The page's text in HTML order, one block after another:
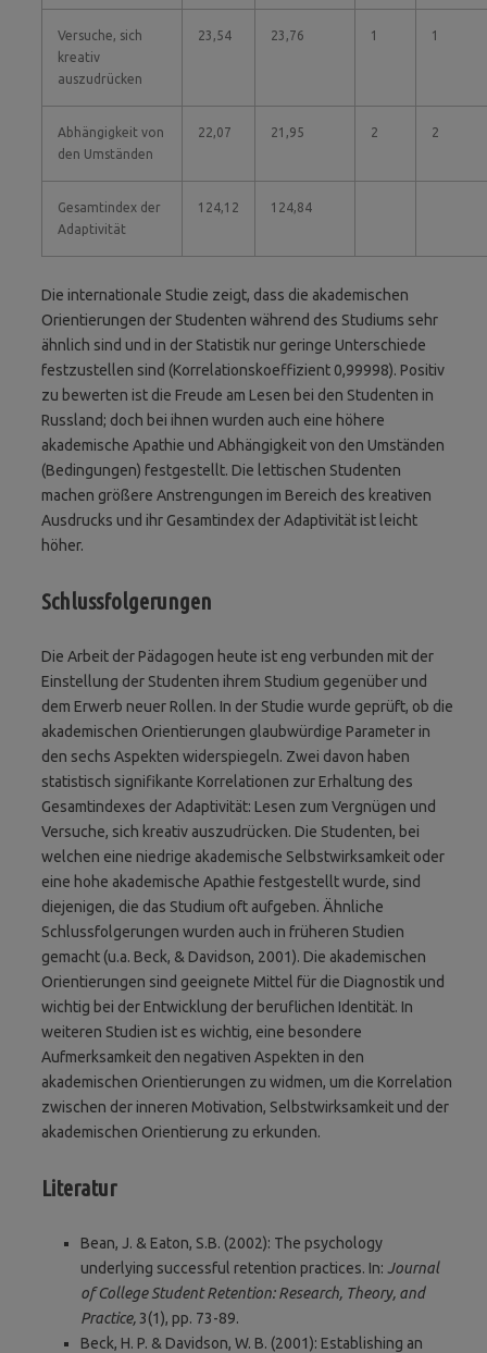
Versuche, sich
kreativ
auszudrücken
23,54 23,76 1 1
Abhängigkeit von
den Umständen
22,07 21,95 2 2
Gesamtindex der
Adaptivität
124,12 124,84
Die internationale Studie zeigt, dass die akademischen
Orientierungen der Studenten während des Studiums sehr
ähnlich sind und in der Statistik nur geringe Unterschiede
festzustellen sind (Korrelationskoeffizient 0,99998). Positiv
zu bewerten ist die Freude am Lesen bei den Studenten in
Russland; doch bei ihnen wurden auch eine höhere
akademische Apathie und Abhängigkeit von den Umständen
(Bedingungen) festgestellt. Die lettischen Studenten
machen größere Anstrengungen im Bereich des kreativen
Ausdrucks und ihr Gesamtindex der Adaptivität ist leicht
höher.
Schlussfolgerungen
Die Arbeit der Pädagogen heute ist eng verbunden mit der
Einstellung der Studenten ihrem Studium gegenüber und
dem Erwerb neuer Rollen. In der Studie wurde geprüft, ob die
akademischen Orientierungen glaubwürdige Parameter in
den sechs Aspekten widerspiegeln. Zwei davon haben
statistisch signifikante Korrelationen zur Erhaltung des
Gesamtindexes der Adaptivität: Lesen zum Vergnügen und
Versuche, sich kreativ auszudrücken. Die Studenten, bei
welchen eine niedrige akademische Selbstwirksamkeit oder
eine hohe akademische Apathie festgestellt wurde, sind
diejenigen, die das Studium oft aufgeben. Ähnliche
Schlussfolgerungen wurden auch in früheren Studien
gemacht (u.a. Beck, & Davidson, 2001). Die akademischen
Orientierungen sind geeignete Mittel für die Diagnostik und
wichtig bei der Entwicklung der beruflichen Identität. In
weiteren Studien ist es wichtig, eine besondere
Aufmerksamkeit den negativen Aspekten in den
akademischen Orientierungen zu widmen, um die Korrelation
zwischen der inneren Motivation, Selbstwirksamkeit und der
akademischen Orientierung zu erkunden.
Literatur
Bean, J. & Eaton, S.B. (2002): The psychology
underlying successful retention practices. In: Journal
of College Student Retention: Research, Theory, and
Practice,3(1), pp. 73-89.
Beck, H. P. & Davidson, W. B. (2001): Establishing an